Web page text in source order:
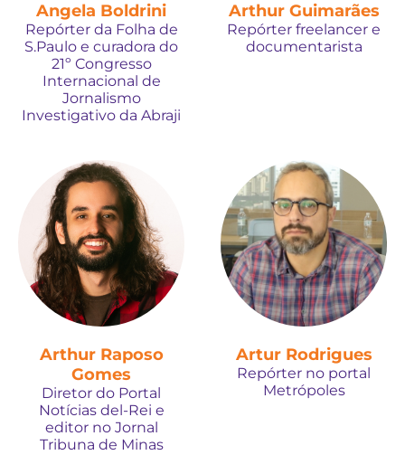
Angela Boldrini
Repórter da Folha de
S.Paulo e curadora do
21º Congresso
Internacional de
Jornalismo
Investigativo da Abraji
Arthur Guimarães
Repórter freelancer e
documentarista
Arthur Raposo
Gomes
Diretor do Portal
Notícias del-Rei e
editor no Jornal
Tribuna de Minas
Artur Rodrigues
Repórter no portal
Metrópoles